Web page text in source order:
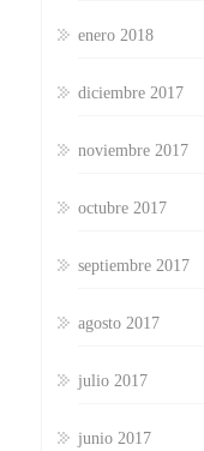
enero 2018
diciembre 2017
noviembre 2017
octubre 2017
septiembre 2017
agosto 2017
julio 2017
junio 2017